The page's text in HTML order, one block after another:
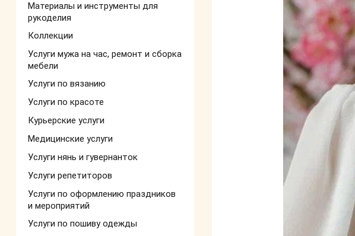
Материалы и инструменты для
рукоделия
Коллекции
Услуги мужа на час, ремонт и сборка
мебели
Услуги по вязанию
Услуги по красоте
Курьерские услуги
Медицинские услуги
Услуги нянь и гувернанток
Услуги репетиторов
Услуги по оформлению праздников
и мероприятий
Услуги по пошиву одежды